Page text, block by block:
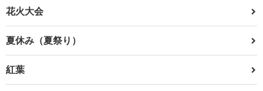
花火大会
夏休み（夏祭り）
紅葉